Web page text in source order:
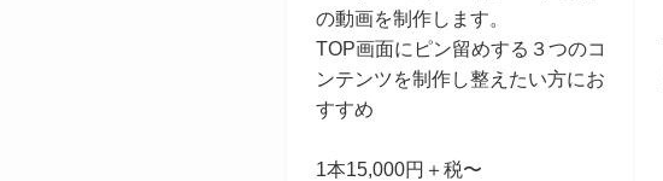
の動画を制作します。
TOP画面にピン留めする３つのコ
ンテンツを制作し整えたい方にお
すすめ
1本15,000円＋税〜